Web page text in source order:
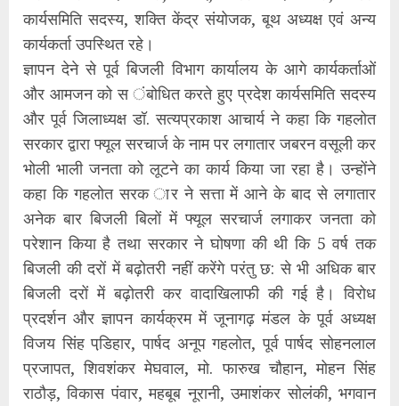
कार्यसमिति सदस्य, शक्ति केंद्र संयोजक, बूथ अध्यक्ष एवं अन्य
कार्यकर्ता उपस्थित रहे।
ज्ञापन देने से पूर्व बिजली विभाग कार्यालय के आगे कार्यकर्ताओं
और आमजन को स ंबोधित करते हुए प्रदेश कार्यसमिति सदस्य
और पूर्व जिलाध्यक्ष डॉ. सत्यप्रकाश आचार्य ने कहा कि गहलोत
सरकार द्वारा फ्यूल सरचार्ज के नाम पर लगातार जबरन वसूली कर
भोली भाली जनता को लूटने का कार्य किया जा रहा है। उन्होंने
कहा कि गहलोत सरक ार ने सत्ता में आने के बाद से लगातार
अनेक बार बिजली बिलों में फ्यूल सरचार्ज लगाकर जनता को
परेशान किया है तथा सरकार ने घोषणा की थी कि 5 वर्ष तक
बिजली की दरों में बढ़ोतरी नहीं करेंगे परंतु छ: से भी अधिक बार
बिजली दरों में बढ़ोतरी कर वादाखिलाफी की गई है। विरोध
प्रदर्शन और ज्ञापन कार्यक्रम में जूनागढ़ मंडल के पूर्व अध्यक्ष
विजय सिंह पडि़हार, पार्षद अनूप गहलोत, पूर्व पार्षद सोहनलाल
प्रजापत, शिवशंकर मेघवाल, मो. फारुख चौहान, मोहन सिंह
राठौड़, विकास पंवार, महबूब नूरानी, उमाशंकर सोलंकी, भगवान